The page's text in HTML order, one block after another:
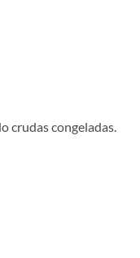
crudas congeladas.